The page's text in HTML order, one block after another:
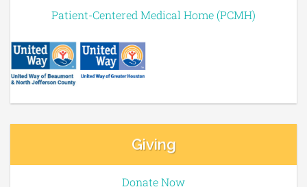
Patient-Centered Medical Home (PCMH)
Giving
Donate Now